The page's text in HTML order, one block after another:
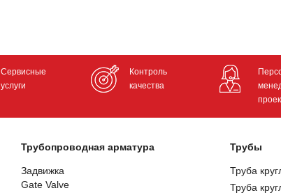
Сервисные
услуги
Контроль
качества
Трубопроводная арматура
Задвижка
Gate Valve
Трубы
Труба
Труба